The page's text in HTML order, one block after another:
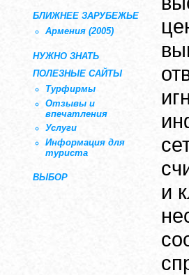
БЛИЖНЕЕ ЗАРУБЕЖЬЕ
Армения (2005)
НУЖНО ЗНАТЬ
ПОЛЕЗНЫЕ САЙТЫ
Турфирмы
Отзывы и
впечатления
Услуги
Информация для
туриста
ВЫБОР
и